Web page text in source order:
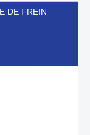
DE FREIN